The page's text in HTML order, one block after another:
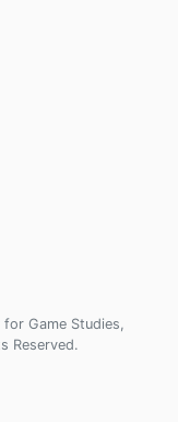
Game Studies,
Reserved.